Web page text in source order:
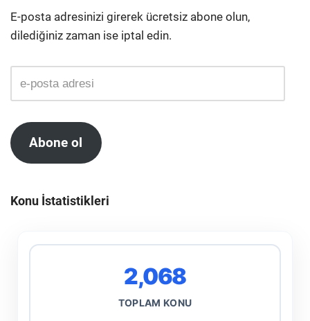
E-posta adresinizi girerek ücretsiz abone olun,
dilediğiniz zaman ise iptal edin.
Abone ol
Konu İstatistikleri
2,068
TOPLAM KONU